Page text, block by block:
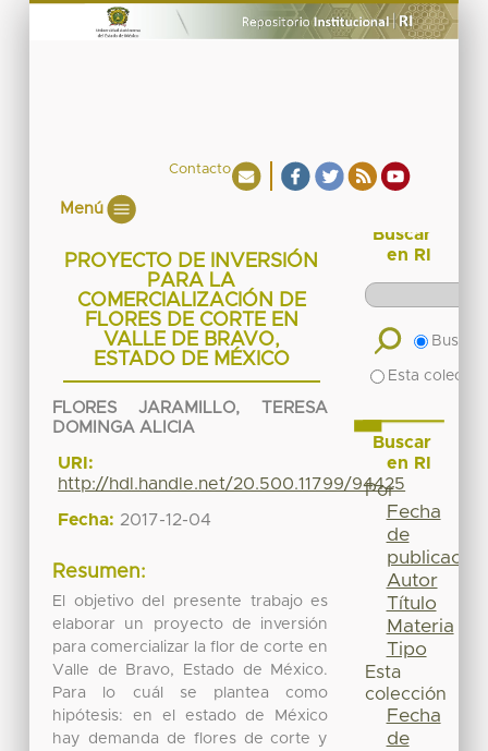
Contacto
Menú
PROYECTO DE INVERSIÓN
PARA LA
COMERCIALIZACIÓN DE
FLORES DE CORTE EN
VALLE DE BRAVO,
ESTADO DE MÉXICO
FLORES JARAMILLO, TERESA
DOMINGA ALICIA
URI:
http://hdl.handle.net/20.500.11799/94425
Fecha: 2017-12-04
Resumen:
El objetivo del presente trabajo es
elaborar un proyecto de inversión
para comercializar la flor de corte en
Valle de Bravo, Estado de México.
Para lo cuál se plantea como
hipótesis: en el estado de México
hay demanda de flores de corte y
Buscar
en RI
Buscar
Esta
Buscar
en RI
Por
Fecha
de
publicación
Autor
Título
Materia
Tipo
Esta
colección
Fecha
de